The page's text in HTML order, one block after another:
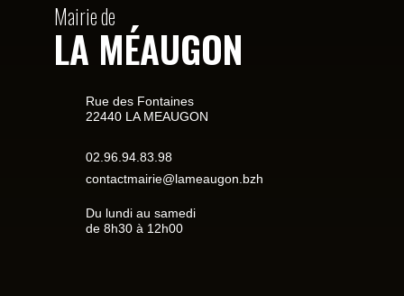
Mairie de
LA MÉAUGON
Rue des Fontaines
22440 LA MEAUGON
02.96.94.83.98
contactmairie@lameaugon.bzh
Du lundi au samedi
de 8h30 à 12h00